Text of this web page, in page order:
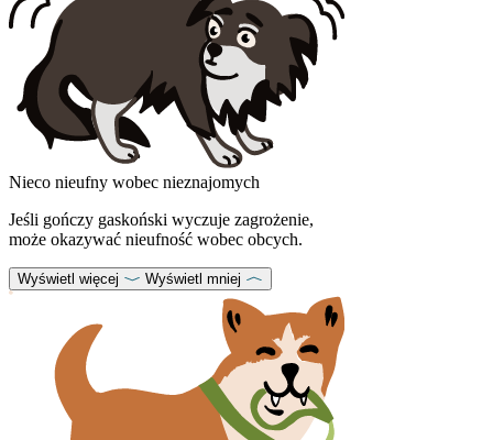
Nieco nieufny wobec nieznajomych
Jeśli gończy gaskoński wyczuje zagrożenie,
może okazywać nieufność wobec obcych.
Wyświetl więcej Wyświetl mniej